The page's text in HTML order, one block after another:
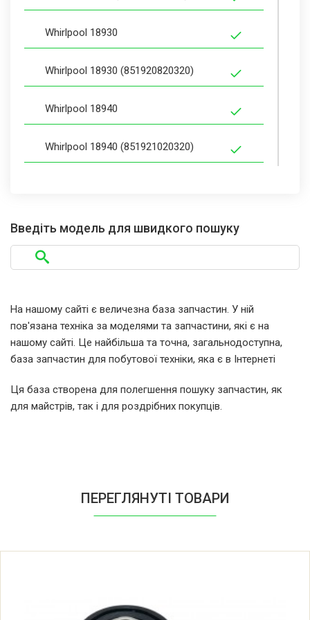
Whirlpool 18930
Whirlpool 18930 (851920820320)
Whirlpool 18940
Whirlpool 18940 (851921020320)
Whirlpool 406.939 (851905103500)
Whirlpool 407.041
Whirlpool 407.044
Whirlpool 408.744
Whirlpool 5 TL 315 A (851931518800)
Введіть модель для швидкого пошуку
На нашому сайті є величезна база запчастин. У ній
пов'язана техніка за моделями та запчастини, які є на
нашому сайті. Це найбільша та точна, загальнодоступна,
база запчастин для побутової техніки, яка є в Інтернеті
Ця база створена для полегшення пошуку запчастин, як
для майстрів, так і для роздрібних покупців.
ПЕРЕГЛЯНУТІ ТОВАРИ